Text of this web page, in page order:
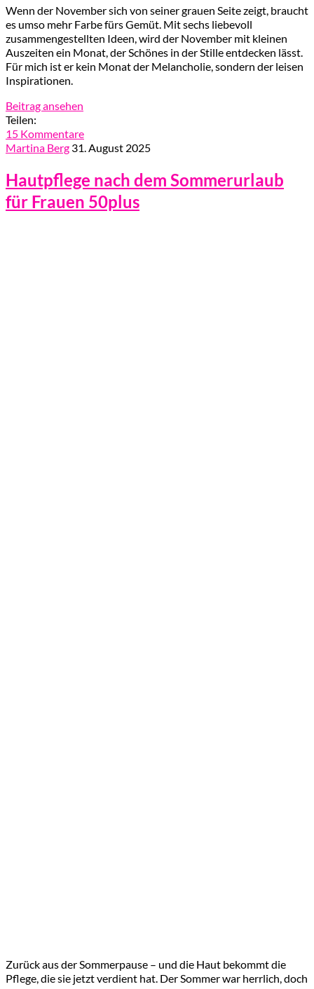
Wenn der November sich von seiner grauen Seite zeigt, braucht
es umso mehr Farbe fürs Gemüt. Mit sechs liebevoll
zusammengestellten Ideen, wird der November mit kleinen
Auszeiten ein Monat, der Schönes in der Stille entdecken lässt.
Für mich ist er kein Monat der Melancholie, sondern der leisen
Inspirationen.
Beitrag ansehen
Teilen:
15 Kommentare
Martina Berg 31. August 2025
Hautpflege nach dem Sommerurlaub
für Frauen 50plus
Zurück aus der Sommerpause – und die Haut bekommt die
Pflege, die sie jetzt verdient hat. Der Sommer war herrlich, doch